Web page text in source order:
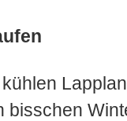
bisschen